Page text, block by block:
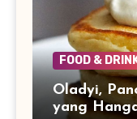
FOOD &
Oladyi,
yang